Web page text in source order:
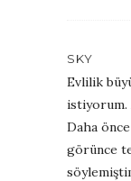
SKY
Evlilik
istiyorum.
Daha önce
görünce